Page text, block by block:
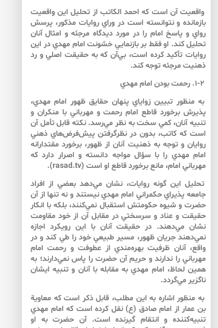
واقعيت آن است كه احمد الكاتب از تحليل اين واقعيت
بازمانده و نتوانسته است در وراي روايات مذكور، پرسش
رواي و پاسخ امام را در مورد ديدگاه مرجئه و امثال آنان
تحليل كند. او فقط بر بازنمايي خشونت امام مهدي در اين
روايات تأكيد كرده است، بي‌آن كه به حقيقت اصلي و رد
ذهنيت مرجئه توجه كند.
۱-۲. رحمت بودن امام مهدي
به منظور تبيين زواياي پنهان حقايق ظهور امام مهدي،
پذيرش برخورد قاطع امام رحمت و مهرباني با منكران و
تنبيه آنان، كمي سخت به نظر مي‌رسد. نكته قابل تأمل آن
است كه كاتب، بدون در نظرگرفتن پيش‌فرض‌هاي ذهني
روايان و توجه به ذهنيت آنان از ظهور، برخورد مقتدارانه
امام مهدي را با سؤال مواجه دانسته و اصرار دارد كه
مهرباني امام، مانع برخورد قاطع او است (rasad.tv).
تحليل اين گونه روايات، نشان مي‌دهد بعضي از افراد
جامعه پذيراي حكمراني امام مهدي نيستند و نه تنها از آن
حضرت و شيوه حكومتش استقبال نمي‌كنند، بلكه با انكار
حقيقت و عناد و سرسختي در مقابل آن از خود مقاومت
نشان مي‌دهند. در حقيقت آنان با اين رويكرد اجازه
نمي‌دهند جريان ظهور، مسير طبيعي خود را طي كند و در
واقع، آنان ظرفيت بهره‌مندي از عطوفت و رحمت امام
مهرباني را ندارند و حريم آن حضرت را پاس نمي‌دارند؛ به
همين لحاظ، امام مهدي به مقابله با آنان و تنبيه ايشان
ناگزير مي‌گردد.
به منظور اشاره به اين مطلب، قابل ذكر است كه معاوية
بن عمار از امام صادق (ع) نقل كرده است كه امام مهدي
تنبيه‌كننده و انتقام گيرنده است. آن حضرت به او